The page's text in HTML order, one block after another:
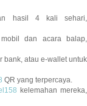
hasil 4 kali sehari,
mobil dan acara balap,
bank, atau e-wallet untuk
QR yang terpercaya.
kelemahan mereka,